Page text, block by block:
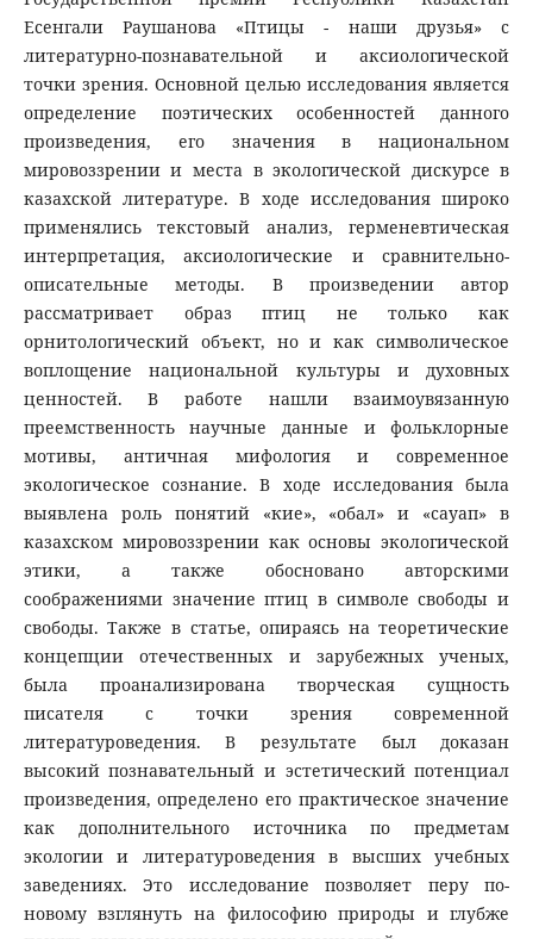
Есенгали Раушанова «Птицы - наши друзья» с
литературно-познавательной и аксиологической
точки зрения. Основной целью исследования является
определение поэтических особенностей данного
произведения, его значения в национальном
мировоззрении и места в экологической дискурсе в
казахской литературе. В ходе исследования широко
применялись текстовый анализ, герменевтическая
интерпретация, аксиологические и сравнительно-
описательные методы. В произведении автор
рассматривает образ птиц не только как
орнитологический объект, но и как символическое
воплощение национальной культуры и духовных
ценностей. В работе нашли взаимоувязанную
преемственность научные данные и фольклорные
мотивы, античная мифология и современное
экологическое сознание. В ходе исследования была
выявлена роль понятий «кие», «обал» и «сауап» в
казахском мировоззрении как основы экологической
этики, а также обосновано авторскими
соображениями значение птиц в символе свободы и
свободы. Также в статье, опираясь на теоретические
концепции отечественных и зарубежных ученых,
была проанализирована творческая сущность
писателя с точки зрения современной
литературоведения. В результате был доказан
высокий познавательный и эстетический потенциал
произведения, определено его практическое значение
как дополнительного источника по предметам
экологии и литературоведения в высших учебных
заведениях. Это исследование позволяет перу по-
новому взглянуть на философию природы и глубже